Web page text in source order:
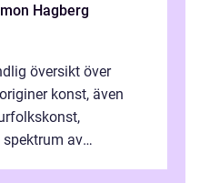
Hagberg
översikt över
konst, även
spektrum av